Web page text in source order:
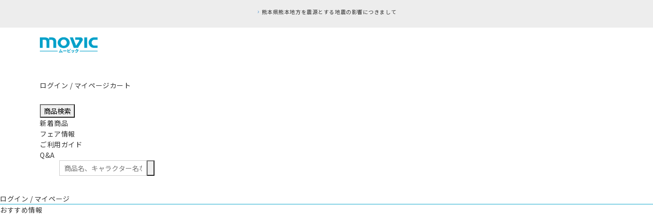
熊本県熊本地方を震源とする地震の影響につきまして
ログイン / マイページカート
商品検索
新着商品
フェア情報
ご利用ガイド
Q&A
ログイン / マイページ
おすすめ情報